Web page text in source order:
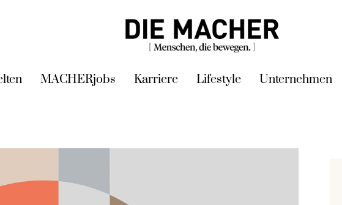
MACHERjobs Karriere Lifestyle Unternehmen